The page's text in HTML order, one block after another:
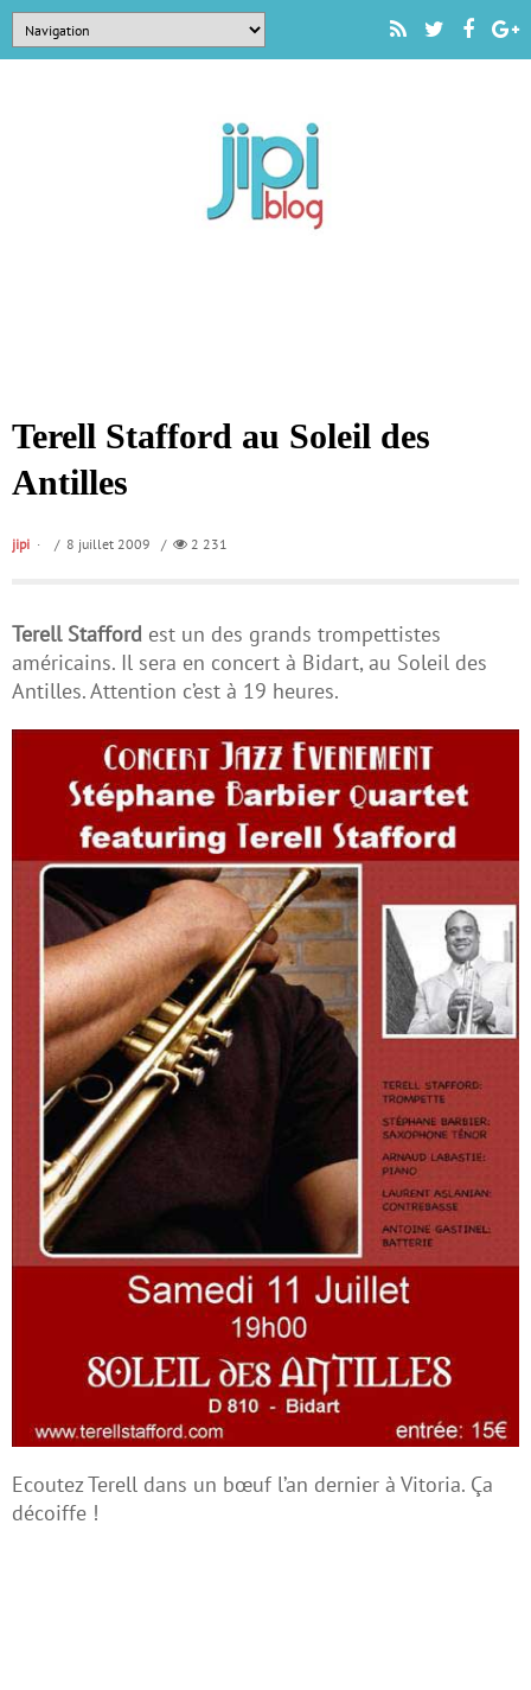
Terell Stafford au Soleil des
Antilles
jipi / 8 juillet 2009 / 2 231
Terell Stafford est un des grands trompettistes
américains. Il sera en concert à Bidart, au Soleil des
Antilles. Attention c’est à 19 heures.
Ecoutez Terell dans un bœuf l’an dernier à Vitoria. Ça
décoiffe !